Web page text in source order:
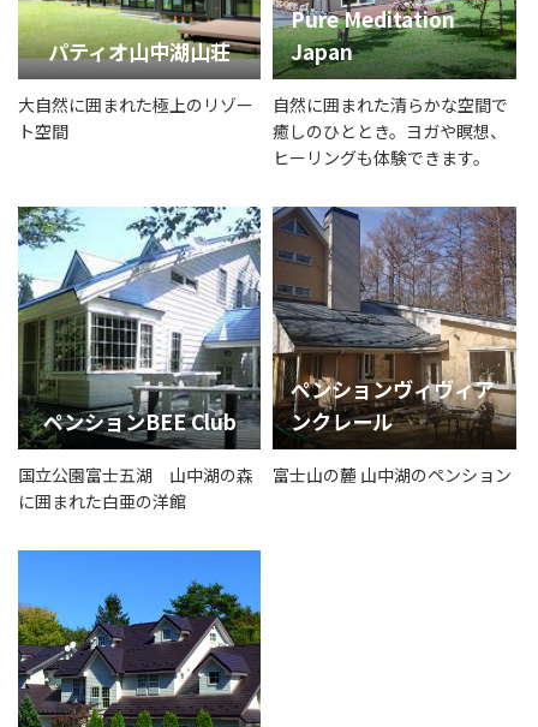
パティオ山中湖山荘
大自然に囲まれた極上のリゾー
ト空間
Pure Meditation
Japan
自然に囲まれた清らかな空間で
癒しのひととき。ヨガや瞑想、
ヒーリングも体験できます。
ペンションBEE Club
国立公園富士五湖 山中湖の森
に囲まれた白亜の洋館
ペンションヴィヴィア
ンクレール
富士山の麓 山中湖のペンション